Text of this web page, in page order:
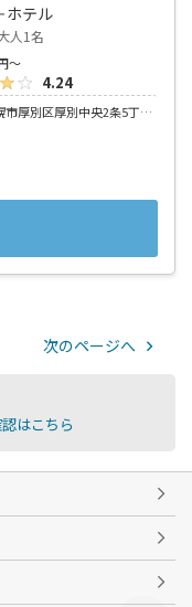
ホテル
人1名
～
4.24
北海道札幌市厚別区厚別中央2条5丁目5-25
次のページへ
はこちら